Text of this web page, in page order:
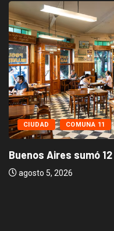
CIUDAD COMUNA 11
Buenos Aires sumó
agosto 5, 2026